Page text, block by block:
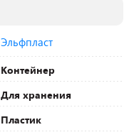
Эльфпласт
Контейнер
Для хранения
Пластик